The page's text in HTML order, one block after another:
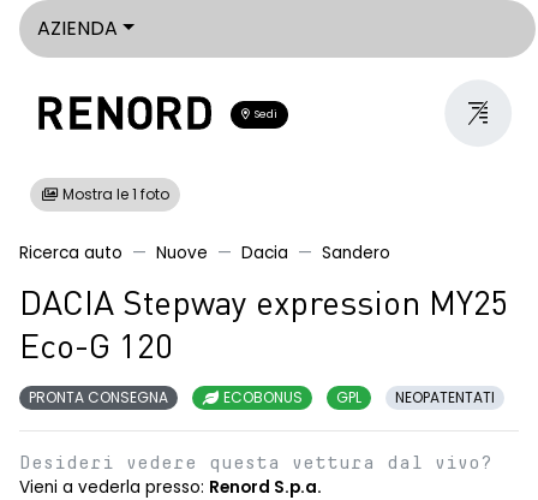
AZIENDA
Sedi
Mostra le 1 foto
Ricerca auto Nuove Dacia Sandero
DACIA Stepway expression MY25
Eco-G 120
PRONTA CONSEGNA ECOBONUS GPL NEOPATENTATI
Desideri vedere questa vettura dal vivo?
Vieni a vederla presso: Renord S.p.a.